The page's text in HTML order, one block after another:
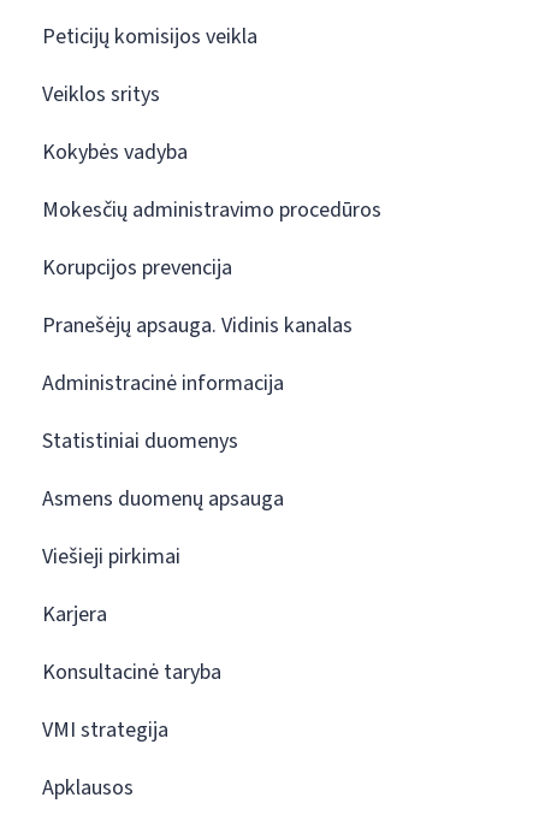
Peticijų komisijos veikla
Veiklos sritys
Kokybės vadyba
Mokesčių administravimo procedūros
Korupcijos prevencija
Pranešėjų apsauga. Vidinis kanalas
Administracinė informacija
Statistiniai duomenys
Asmens duomenų apsauga
Viešieji pirkimai
Karjera
Konsultacinė taryba
VMI strategija
Apklausos